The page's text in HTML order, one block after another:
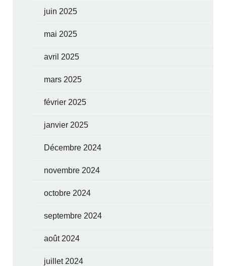
juin 2025
mai 2025
avril 2025
mars 2025
février 2025
janvier 2025
Décembre 2024
novembre 2024
octobre 2024
septembre 2024
août 2024
juillet 2024